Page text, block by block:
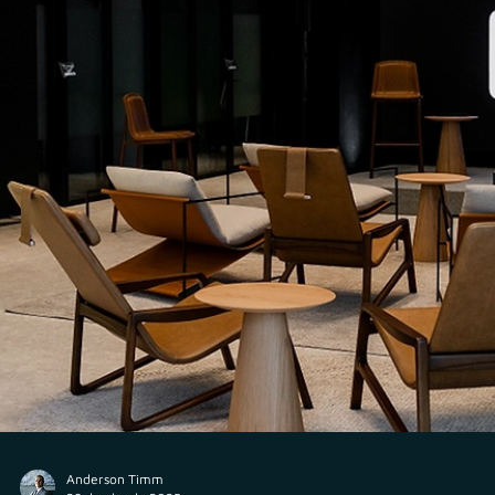
Rodolfo Al Alam
29 de abr. de 2025
Assessores de Investimentos (AI)
de Governança & Integridade